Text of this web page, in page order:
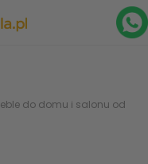
do domu i salonu od